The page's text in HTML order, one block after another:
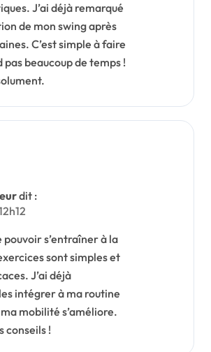
J’ai déjà remarqué
de mon swing après
C’est simple à faire
pas beaucoup de temps !
dit :
pouvoir s’entraîner à la
sont simples et
J’ai déjà
intégrer à ma routine
mobilité s’améliore.
conseils !